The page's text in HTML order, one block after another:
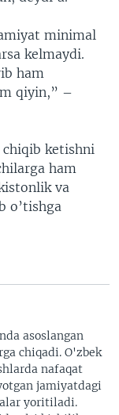
minimal
kelmaydi.
ham
qiyin,” –
chiqib ketishni
ham
va
o’tishga
asoslangan
chiqadi. O'zbek
nafaqat
jamiyatdagi
yoritiladi.